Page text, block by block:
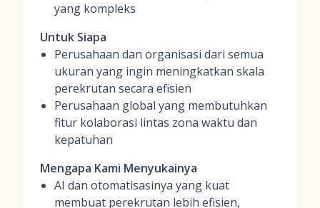
yang kompleks
Untuk Siapa
Perusahaan dan organisasi dari semua
ukuran yang ingin meningkatkan skala
perekrutan secara efisien
Perusahaan global yang membutuhkan
fitur kolaborasi lintas zona waktu dan
kepatuhan
Mengapa Kami Menyukainya
AI dan otomatisasinya yang kuat
membuat perekrutan lebih efisien,